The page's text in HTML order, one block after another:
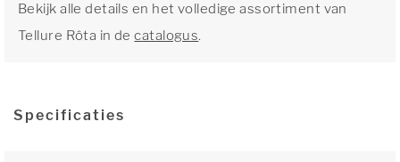
Bekijk alle details en het volledige assortiment van
Tellure Rôta in decatalogus.
Specificaties